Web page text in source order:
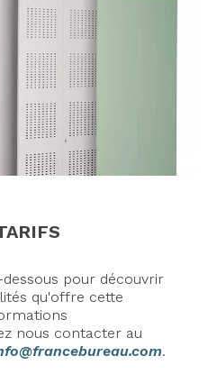
pour découvrir
qu'offre cette
nous contacter au
.